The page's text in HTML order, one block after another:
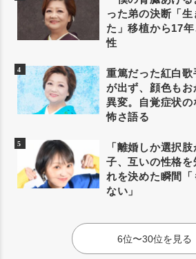
った弟の決断「
た」移植から17
性
重篤だった紅白
が出ず、顔色も
異変。自覚症状
怖さ語る
「離婚しか選択
子、互いの性格を
れを決めた瞬間
ない」
6位〜30位を見る